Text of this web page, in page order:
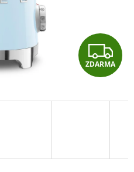
Z
D
A
ZDARMA